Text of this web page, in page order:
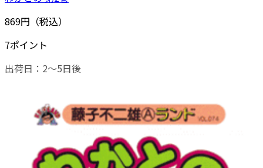
869円（税込）
7ポイント
出荷日：2～5日後